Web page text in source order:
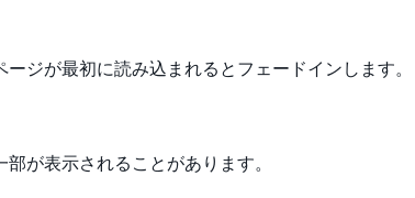
ジが最初に読み込まれるとフェードインします。
が表示されることがあります。